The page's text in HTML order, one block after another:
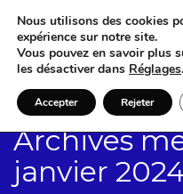
Archives
janvier
Nous utilisons des cookies
expérience sur notre site.
Vous pouvez en savoir plus
les désactiver dans Réglages.
Accepter Rejeter